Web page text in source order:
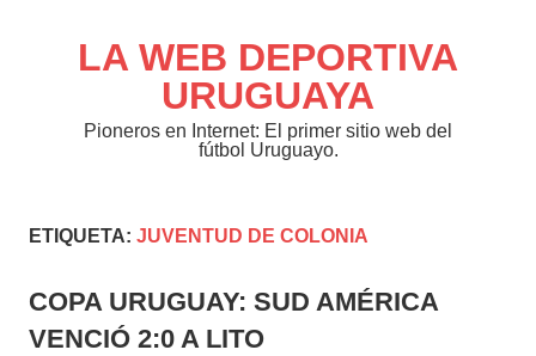
contenidoLA WEB DEPORTIVA
URUGUAYA
Pioneros en Internet: El primer sitio web del
fútbol Uruguayo.
ETIQUETA: JUVENTUD DE COLONIA
COPA URUGUAY: SUD AMÉRICA
VENCIÓ 2:0 A LITO